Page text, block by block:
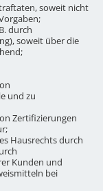
soweit nicht
durch
soweit über die
und zu
Zertifizierungen
Hausrechts durch
Kunden und
bei